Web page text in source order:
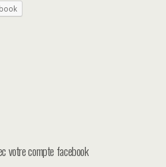
votre compte facebook